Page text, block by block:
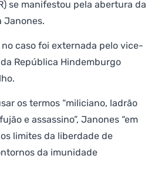
se manifestou pela abertura da
Janones.
no caso foi externada pelo vice-
República Hindemburgo
os termos “miliciano, ladrão
e assassino”, Janones “em
limites da liberdade de
da imunidade